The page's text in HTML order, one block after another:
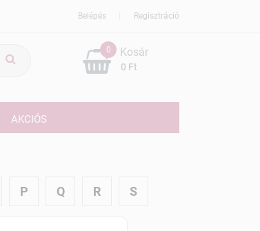
Regisztráció
Belépés
0
0 Ft
Kosár
AKCIÓS
P Q R S